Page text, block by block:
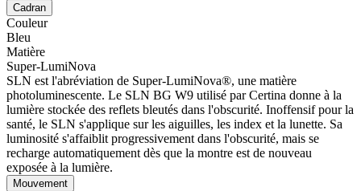
Cadran
Couleur
Bleu
Matière
Super-LumiNova
SLN est l'abréviation de Super-LumiNova®, une matière
photoluminescente. Le SLN BG W9 utilisé par Certina donne à la
lumière stockée des reflets bleutés dans l'obscurité. Inoffensif pour la
santé, le SLN s'applique sur les aiguilles, les index et la lunette. Sa
luminosité s'affaiblit progressivement dans l'obscurité, mais se
recharge automatiquement dès que la montre est de nouveau
exposée à la lumière.
Mouvement